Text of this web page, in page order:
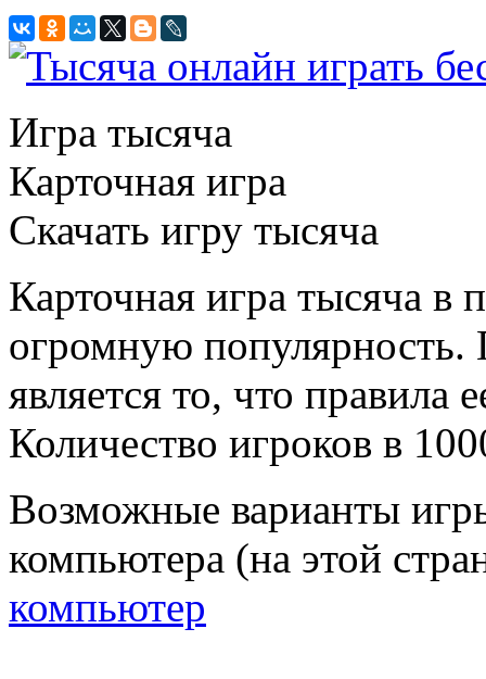
Игра тысяча
Карточная игра
Скачать игру тысяча
Карточная игра тысяча в
огромную
является то, что правила
Количество игроков в
Возможные варианты
компьютера (на этой
компьютер